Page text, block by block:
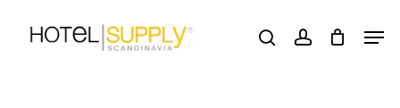
searchaccount